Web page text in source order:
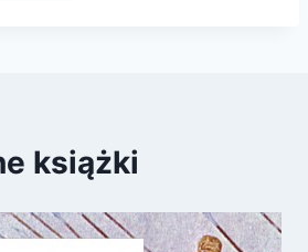
książki